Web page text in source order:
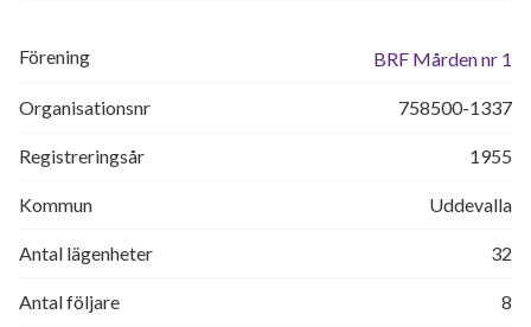
Förening BRF Mården nr 1
Organisationsnr 758500-1337
Registreringsår 1955
Kommun Uddevalla
Antal lägenheter 32
Antal följare 8